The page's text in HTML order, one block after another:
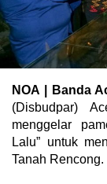
NOA | Banda
(Disbudpar)
menggelar
Lalu” untuk
Tanah Rencong.